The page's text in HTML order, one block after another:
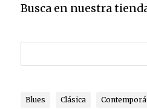
Busca en nuestra
Blues Clásica